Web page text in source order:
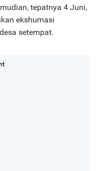
tepatnya 4 Juni,
ekshumasi
setempat.